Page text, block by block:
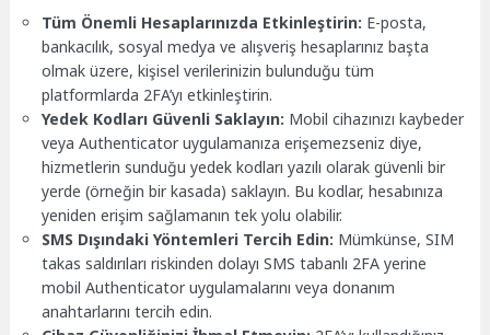
Tüm Önemli Hesaplarınızda Etkinleştirin: E-posta,
bankacılık, sosyal medya ve alışveriş hesaplarınız başta
olmak üzere, kişisel verilerinizin bulunduğu tüm
platformlarda 2FA’yı etkinleştirin.
Yedek Kodları Güvenli Saklayın: Mobil cihazınızı kaybeder
veya Authenticator uygulamanıza erişemezseniz diye,
hizmetlerin sunduğu yedek kodları yazılı olarak güvenli bir
yerde (örneğin bir kasada) saklayın. Bu kodlar, hesabınıza
yeniden erişim sağlamanın tek yolu olabilir.
SMS Dışındaki Yöntemleri Tercih Edin: Mümkünse, SIM
takas saldırıları riskinden dolayı SMS tabanlı 2FA yerine
mobil Authenticator uygulamalarını veya donanım
anahtarlarını tercih edin.